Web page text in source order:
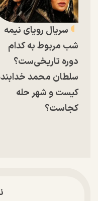
سریال رویای نیمه
شب مربوط به کدام
دوره تاریخی‌ست؟
سلطان محمد
کیست و شهر حله
کجاست؟